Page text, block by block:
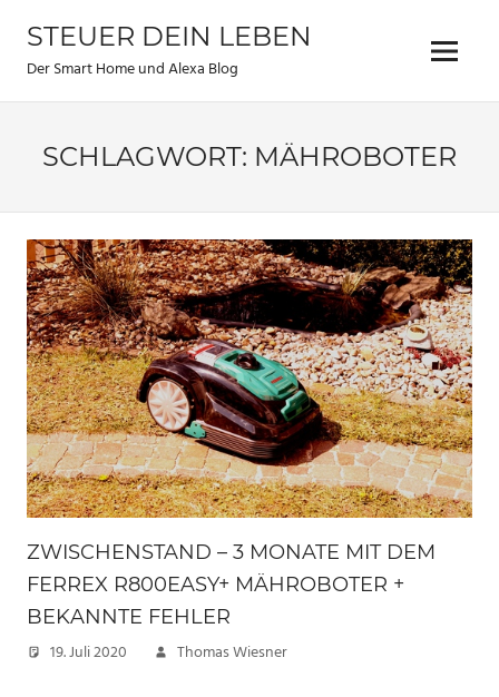
Inhalt
springen
STEUER DEIN LEBEN
Der Smart Home und Alexa Blog Menu
SCHLAGWORT: MÄHROBOTER
ZWISCHENSTAND – 3 MONATE MIT DEM
FERREX R800EASY+ MÄHROBOTER +
BEKANNTE FEHLER
19. Juli 2020 Thomas Wiesner